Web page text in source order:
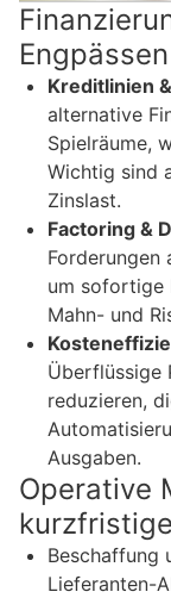
Engpässen
Kreditlinien
alternative
Spielräume,
Wichtig sind
Zinslast.
Factoring &
Forderungen
um sofortige
Mahn- und
Überflüssige
reduzieren,
Ausgaben.
Operative
Beschaffung
Lieferanten-